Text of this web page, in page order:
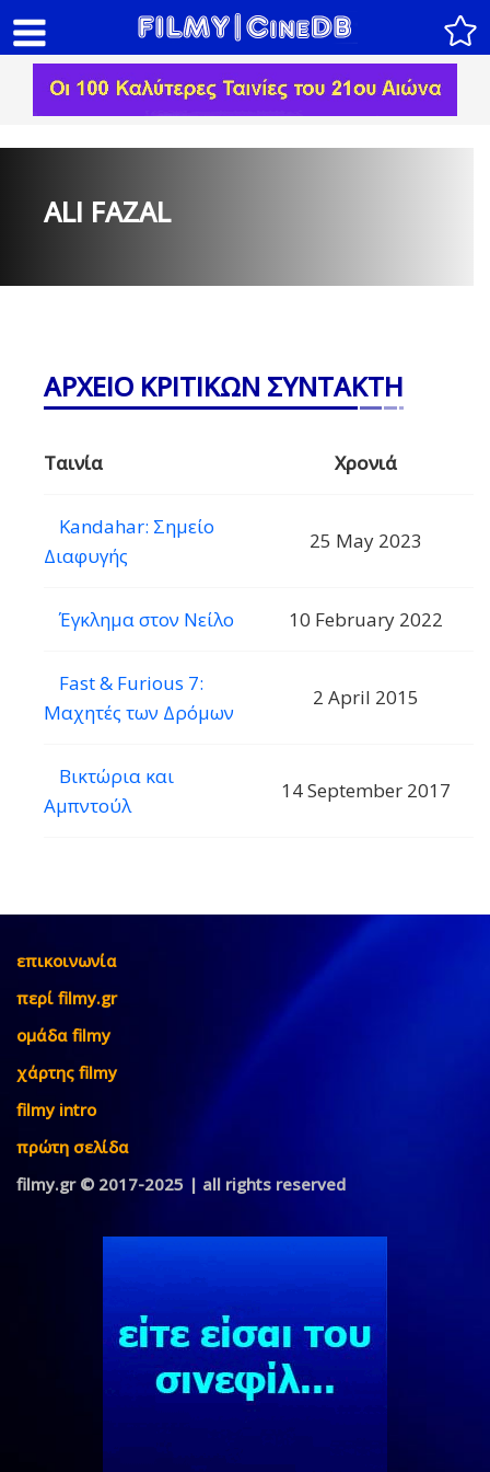
ALI FAZAL
ΑΡΧΕΙΟ ΚΡΙΤΙΚΩΝ ΣΥΝΤΑΚΤΗ
Ταινία Χρονιά
Kandahar: Σημείο
Διαφυγής
25 May 2023
Έγκλημα στον Νείλο 10 February 2022
Fast & Furious 7:
Μαχητές των Δρόμων
2 April 2015
Βικτώρια και
Αμπντούλ
14 September 2017
επικοινωνία
περί filmy.gr
ομάδα filmy
χάρτης filmy
filmy intro
πρώτη σελίδα
filmy.gr © 2017-2025 | all rights reserved